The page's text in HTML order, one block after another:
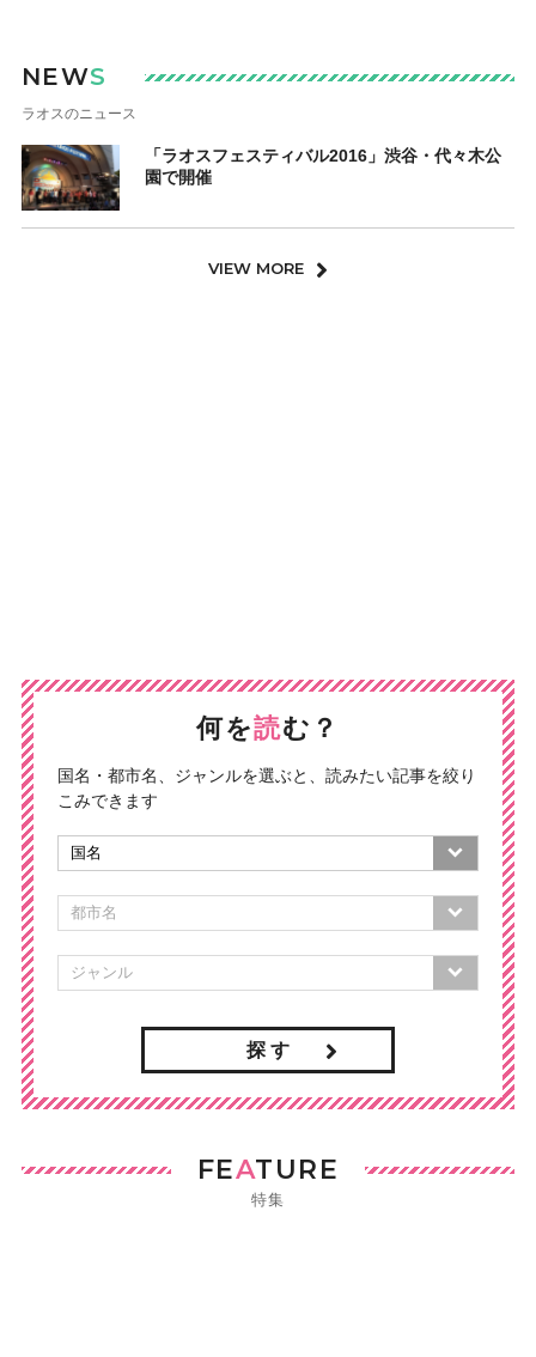
NEWS
ラオスのニュース
「ラオスフェスティバル2016」渋谷・代々木公
園で開催
VIEW MORE
何を読む？
国名・都市名、ジャンルを選ぶと、読みたい記事を絞り
こみできます
探 す
FEATURE
特集